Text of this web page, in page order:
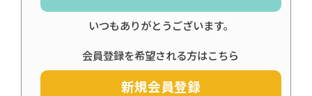
いつもありがとうございます。
会員登録を希望される方はこちら
新規会員登録